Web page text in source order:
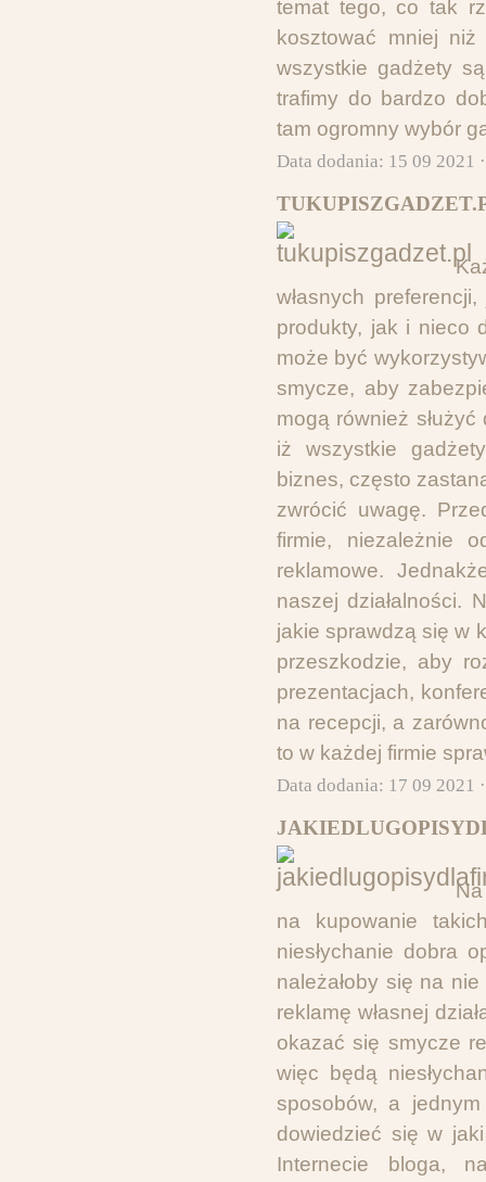
temat tego, co tak
kosztować mniej
wszystkie gadżety
trafimy do bardzo
tam ogromny wybór
Data dodania: 15 09 2021
własnych
produkty, jak i nieco
może być
smycze, aby
mogą również
iż wszystkie
biznes, często
zwrócić uwagę.
firmie, niezależnie
reklamowe.
naszej działalności.
jakie sprawdzą się w
przeszkodzie, aby
prezentacjach,
na recepcji, a
to w każdej firmie
Data dodania: 17 09 2021
na kupowanie
niesłychanie dobra
należałoby się na
reklamę własnej
okazać się smycze
więc będą
sposobów, a
dowiedzieć się w
Internecie bloga,